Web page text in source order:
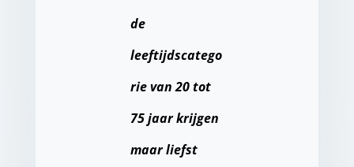
de
leeftijdscatego
rie van 20 tot
75 jaar krijgen
maar liefst